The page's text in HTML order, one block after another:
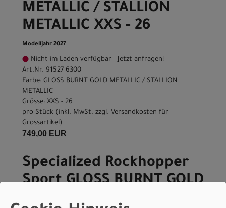
METALLIC / STALLION
METALLIC XXS - 26
Modelljahr 2027
Nicht im Laden verfügbar - Jetzt anfragen!
Art.Nr. 91527-6300
Farbe: GLOSS BURNT GOLD METALLIC / STALLION
METALLIC
Grösse: XXS - 26
pro Stück (inkl. MwSt. zzgl. Versandkosten für
Grossartikel)
749,00 EUR
Specialized Rockhopper
Sport GLOSS BURNT GOLD
METALLIC / STALLION